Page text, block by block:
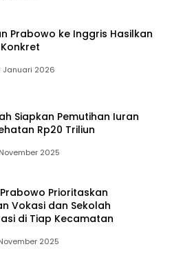
Prabowo ke Inggris Hasilkan
Januari 2026
Siapkan Pemutihan Iuran
Rp20 Triliun
2025
Prioritaskan
Vokasi dan Sekolah
di Tiap Kecamatan
2025